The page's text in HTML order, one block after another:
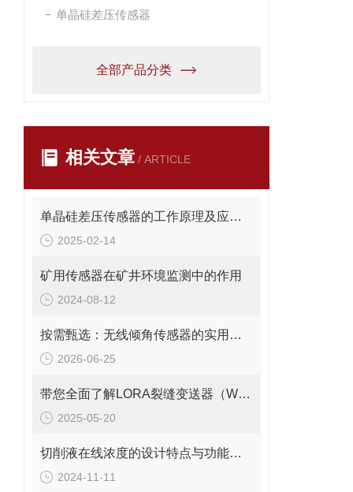
单晶硅差压传感器
全部产品分类
相关文章 / ARTICLE
单晶硅差压传感器的工作原理及应用介绍
2025-02-14
矿用传感器在矿井环境监测中的作用
2024-08-12
按需甄选：无线倾角传感器的实用选购指南
2026-06-25
带您全面了解LORA裂缝变送器（WY7010）
2025-05-20
切削液在线浓度的设计特点与功能讲解
2024-11-11